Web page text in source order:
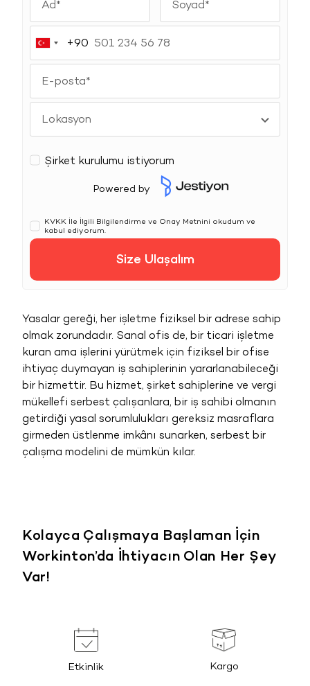
Turkey
+90
+90
Şirket kurulumu istiyorum
Powered by
KVKK İle İlgili Bilgilendirme ve Onay Metnini okudum ve
kabul ediyorum.
Size Ulaşalım
Yasalar gereği, her işletme fiziksel bir adrese sahip
olmak zorundadır. Sanal ofis de, bir ticari işletme
kuran ama işlerini yürütmek için fiziksel bir ofise
ihtiyaç duymayan iş sahiplerinin yararlanabileceği
bir hizmettir. Bu hizmet, şirket sahiplerine ve vergi
mükellefi serbest çalışanlara, bir iş sahibi olmanın
getirdiği yasal sorumlulukları gereksiz masraflara
girmeden üstlenme imkânı sunarken, serbest bir
çalışma modelini de mümkün kılar.
Kolayca Çalışmaya Başlaman İçin
Workinton’da İhtiyacın Olan Her Şey
Var!
Etkinlik Kargo